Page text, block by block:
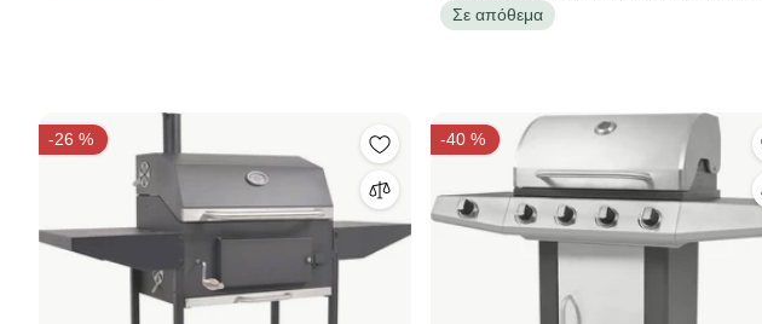
03.313.330
Σε απόθεμα
-26 % -40 %